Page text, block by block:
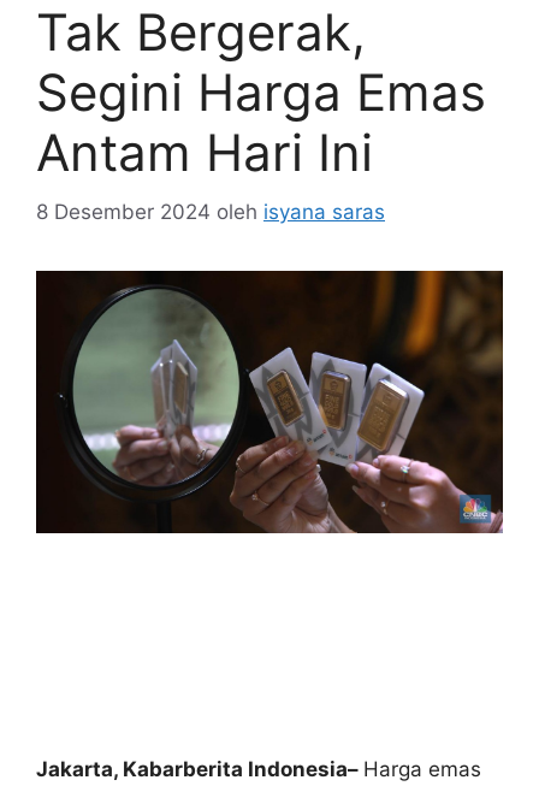
Tak Bergerak,
Segini Harga Emas
Antam Hari Ini
8 Desember 2024 oleh isyana saras
Jakarta, Kabarberita Indonesia– Harga emas